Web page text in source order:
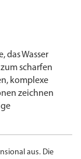
das Wasser
scharfen
komplexe
zeichnen
aus. Die